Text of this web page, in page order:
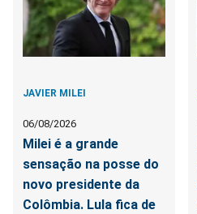
JAVIER MILEI
06/08/2026
Milei é a grande
sensação na posse do
novo presidente da
Colômbia. Lula fica de